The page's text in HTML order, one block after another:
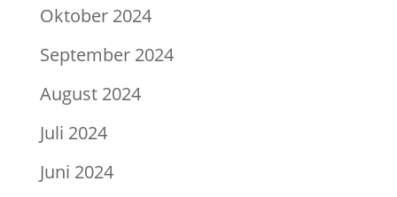
Oktober 2024
September 2024
August 2024
Juli 2024
Juni 2024